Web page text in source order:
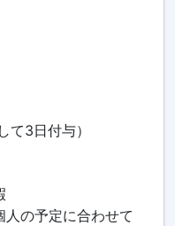
て3日付与）
人の予定に合わせて